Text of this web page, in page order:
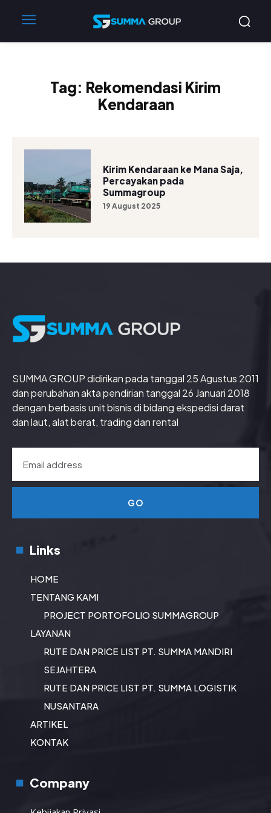
Tag: Rekomendasi Kirim
Kendaraan
Kirim Kendaraan ke Mana Saja,
Percayakan pada
Summagroup
19 August 2025
SUMMA GROUP didirikan pada tanggal 25 Agustus 2011
dan perubahan akta pendirian tanggal 26 Januari 2018
dengan berbasis unit bisnis di bidang ekspedisi darat
dan laut, alat berat, trading dan rental
GO
Links
HOME
TENTANG KAMI
PROJECT PORTOFOLIO SUMMAGROUP
LAYANAN
RUTE DAN PRICE LIST PT. SUMMA MANDIRI
SEJAHTERA
RUTE DAN PRICE LIST PT. SUMMA LOGISTIK
NUSANTARA
ARTIKEL
KONTAK
Company